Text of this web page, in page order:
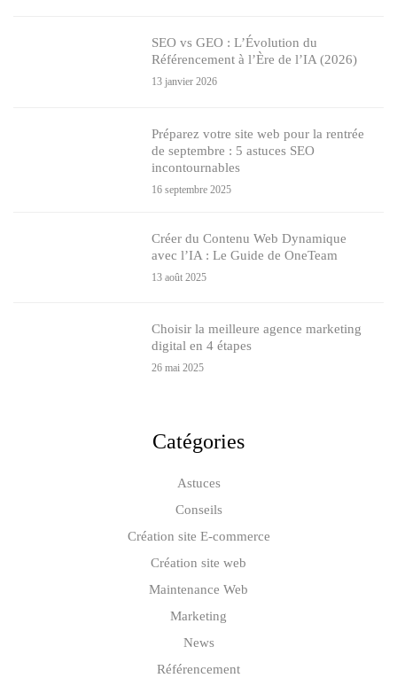
SEO vs GEO : L’Évolution du
Référencement à l’Ère de l’IA (2026)
13 janvier 2026
Préparez votre site web pour la rentrée
de septembre : 5 astuces SEO
incontournables
16 septembre 2025
Créer du Contenu Web Dynamique
avec l’IA : Le Guide de OneTeam
13 août 2025
Choisir la meilleure agence marketing
digital en 4 étapes
26 mai 2025
Catégories
Astuces
Conseils
Création site E-commerce
Création site web
Maintenance Web
Marketing
News
Référencement